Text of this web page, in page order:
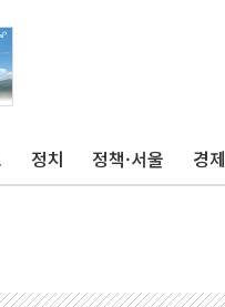
정치 정책·서울 경제